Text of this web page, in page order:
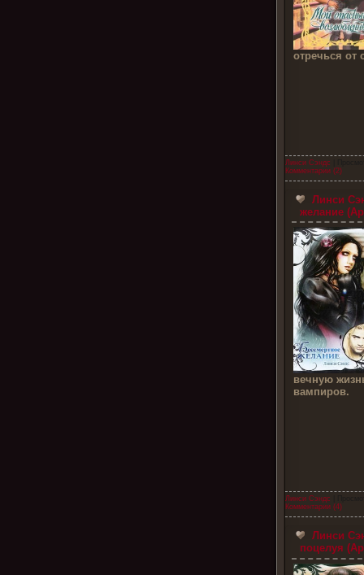
отречься от
Линси Сэндс
Комментарии (2)
Линси
желание
вечную
вампиров.
Линси Сэндс
Комментарии (4)
Линси
поцелуя